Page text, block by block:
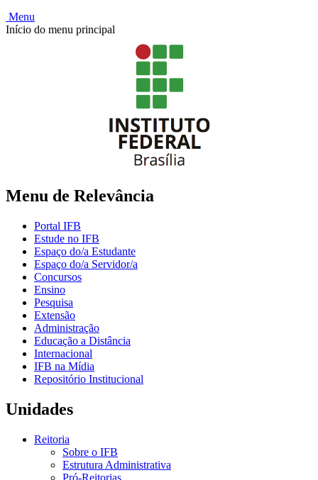
Menu
Início do menu principal
Menu de Relevância
Portal IFB
Estude no IFB
Espaço do/a Estudante
Espaço do/a Servidor/a
Concursos
Ensino
Pesquisa
Extensão
Administração
Educação a Distância
Internacional
IFB na Mídia
Repositório Institucional
Unidades
Reitoria
Sobre o IFB
Estrutura Administrativa
Pró-Reitorias